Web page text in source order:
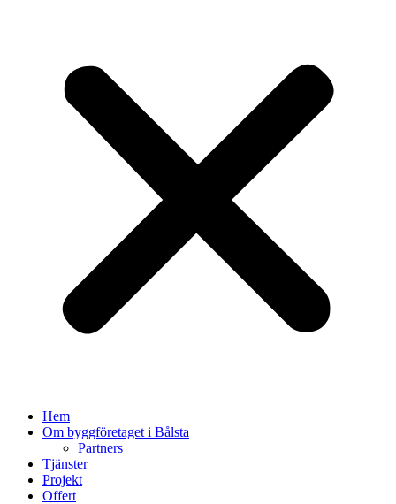
Hem
Om byggföretaget i Bålsta
Partners
Tjänster
Projekt
Offert